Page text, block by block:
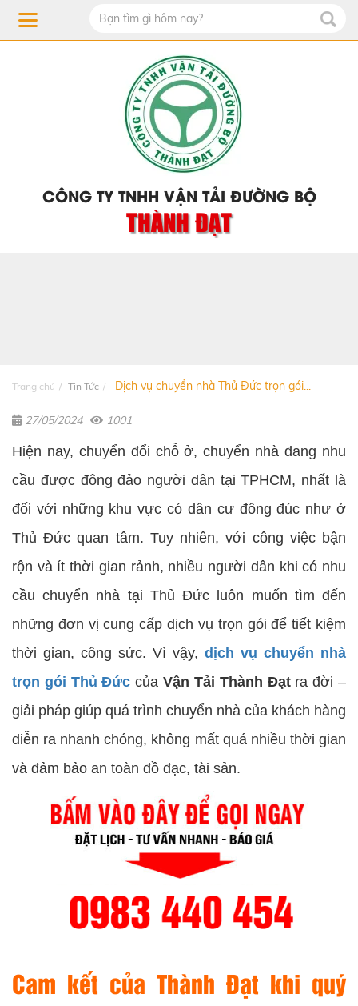
CÔNG TY TNHH VẬN TẢI ĐƯỜNG BỘ
THÀNH ĐẠT
Trang chủ Tin Tức Dịch vụ chuyển nhà Thủ Đức trọn gói...
27/05/2024 1001
Hiện nay, chuyển đổi chỗ ở, chuyển nhà đang nhu
cầu được đông đảo người dân tại TPHCM, nhất là
đối với những khu vực có dân cư đông đúc như ở
Thủ Đức quan tâm. Tuy nhiên, với công việc bận
rộn và ít thời gian rảnh, nhiều người dân khi có nhu
cầu chuyển nhà tại Thủ Đức luôn muốn tìm đến
những đơn vị cung cấp dịch vụ trọn gói để tiết kiệm
thời gian, công sức. Vì vậy, dịch vụ chuyển nhà
trọn gói Thủ Đức củaVận Tải Thành Đạtra đời –
giải pháp giúp quá trình chuyển nhà của khách hàng
diễn ra nhanh chóng, không mất quá nhiều thời gian
và đảm bảo an toàn đồ đạc, tài sản.
Cam kết của Thành Đạt khi quý